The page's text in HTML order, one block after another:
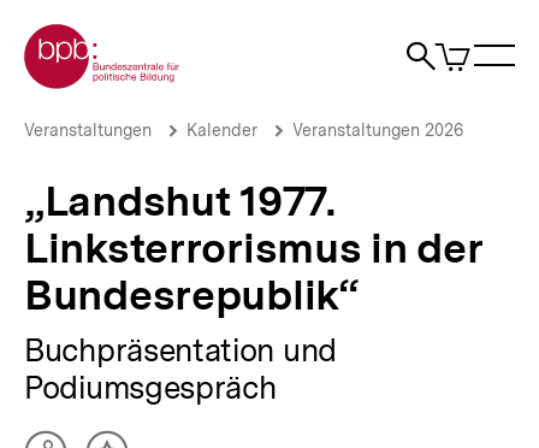
zum
Seiteninhalt
springen
Zur Startseite der bpb
Suche
Artikel
im
„Landshut
der
Bundesrepublik“
bpb.de
Brotkrümelnavigation
Pfadnavigation
Veranstaltungen Kalender Veranstaltungen 2026
„Landshut 1977.
Linksterrorismus in der
Bundesrepublik“
Buchpräsentation und
Podiumsgespräch